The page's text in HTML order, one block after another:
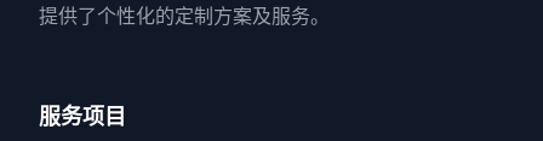
提供了个性化的定制方案及服务。
服务项目